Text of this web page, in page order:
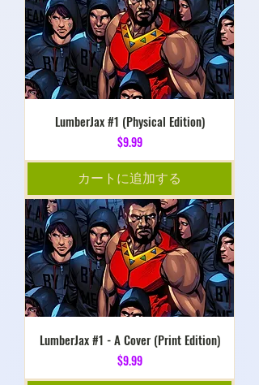
LumberJax #1 (Physical Edition)
価格
$9.99
カートに追加する
LumberJax #1 - A Cover (Print Edition)
価格
$9.99